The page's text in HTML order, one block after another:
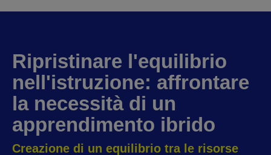
Ripristinare l'equilibrio
nell'istruzione: affrontare
la necessità di un
apprendimento ibrido
Creazione di un equilibrio tra le risorse